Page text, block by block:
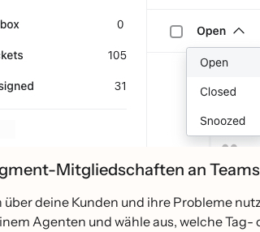
Mitgliedschaften an
deine Kunden und ihre Probleme
Agenten und wähle aus, welche